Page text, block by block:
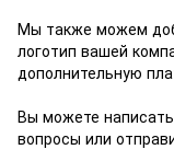
Мы также можем
логотип вашей
дополнительную
Вы можете
вопросы или